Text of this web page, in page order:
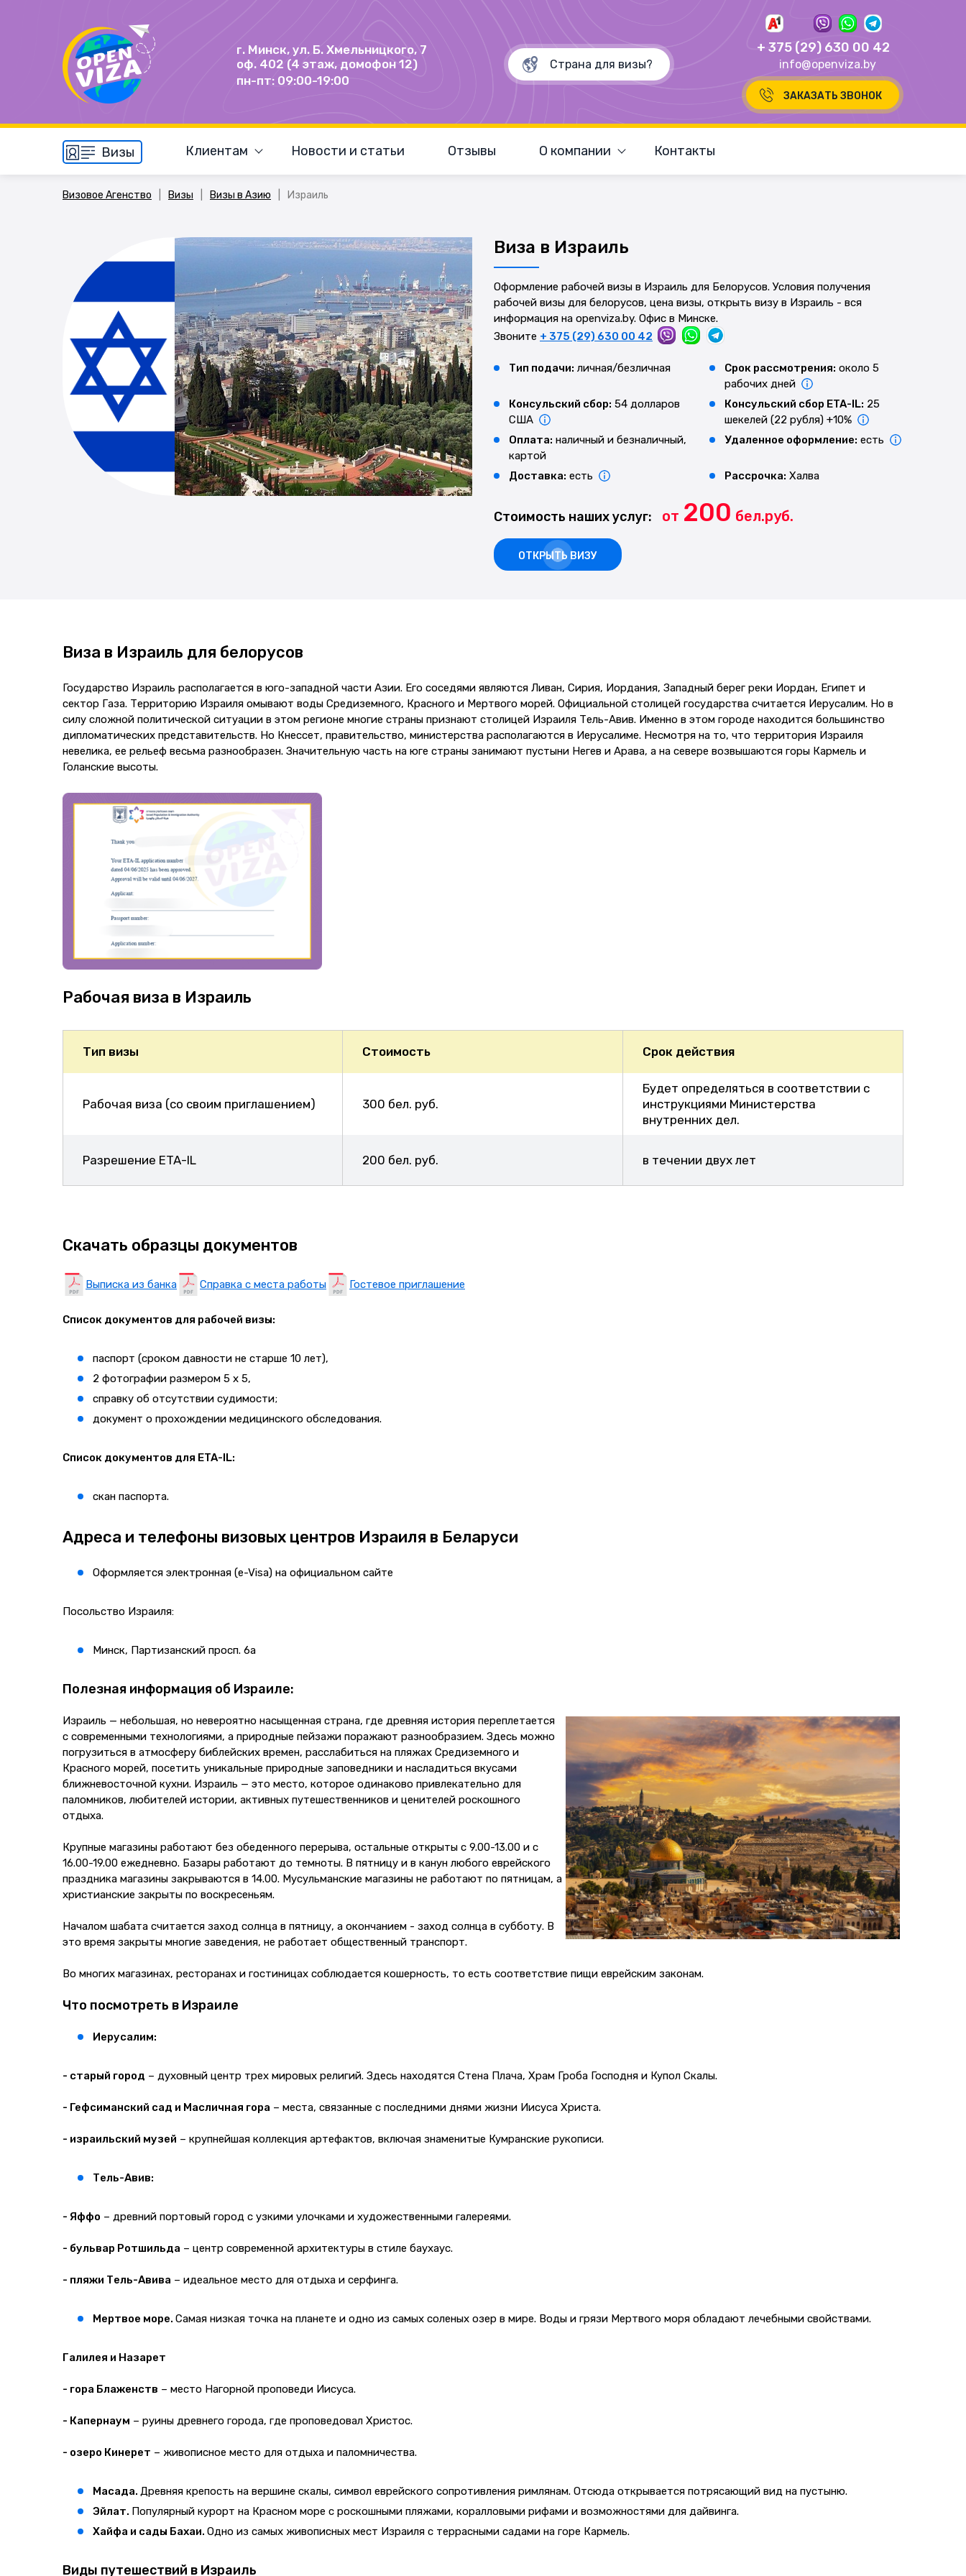
г. Минск, ул. Б. Хмельницкого, 7
оф. 402 (4 этаж, домофон 12)
пн-пт: 09:00-19:00
+ 375 (29) 630 00 42
info@openviza.by
ЗАКАЗАТЬ ЗВОНОК
Визы Клиентам Новости и статьи Отзывы О компании Контакты
Визовое Агенство Визы Визы в Азию Израиль
Виза в Израиль
Оформление рабочей визы в Израиль для Белорусов. Условия получения
рабочей визы для белорусов, цена визы, открыть визу в Израиль - вся
информация на openviza.by. Офис в Минске.
Звоните + 375 (29) 630 00 42
Тип подачи: личная/безличная Срок рассмотрения: около 5
рабочих дней
Консульский сбор: 54 долларов
США
Консульский сбор ETA-IL: 25
шекелей (22 рубля) +10%
Оплата: наличный и безналичный,
картой
Удаленное оформление: есть
Доставка: есть Рассрочка: Халва
Стоимость наших услуг: от 200 бел.руб.
ОТКРЫТЬ ВИЗУ
Виза в Израиль для белорусов
Государство Израиль располагается в юго-западной части Азии. Его соседями являются Ливан, Сирия, Иордания, Западный берег реки Иордан, Египет и
сектор Газа. Территорию Израиля омывают воды Средиземного, Красного и Мертвого морей. Официальной столицей государства считается Иерусалим. Но в
силу сложной политической ситуации в этом регионе многие страны признают столицей Израиля Тель-Авив. Именно в этом городе находится большинство
дипломатических представительств. Но Кнессет, правительство, министерства располагаются в Иерусалиме. Несмотря на то, что территория Израиля
невелика, ее рельеф весьма разнообразен. Значительную часть на юге страны занимают пустыни Негев и Арава, а на севере возвышаются горы Кармель и
Голанские высоты.
Рабочая виза в Израиль
Тип визы Стоимость Срок действия
Рабочая виза (со своим приглашением) 300 бел. руб.
Будет определяться в соответствии с
инструкциями Министерства
внутренних дел.
Разрешение ETA-IL 200 бел. руб. в течении двух лет
Скачать образцы документов
Выписка из банка Справка с места работы Гостевое приглашение
Список документов для рабочей визы:
паспорт (сроком давности не старше 10 лет),
2 фотографии размером 5 х 5,
справку об отсутствии судимости;
документ о прохождении медицинского обследования.
Список документов для ETA-IL:
скан паспорта.
Адреса и телефоны визовых центров Израиля в Беларуси
Оформляется электронная (e-Visa) на официальном сайте
Посольство Израиля:
Минск, Партизанский просп. 6а
Полезная информация об Израиле:
Израиль — небольшая, но невероятно насыщенная страна, где древняя история переплетается
с современными технологиями, а природные пейзажи поражают разнообразием. Здесь можно
погрузиться в атмосферу библейских времен, расслабиться на пляжах Средиземного и
Красного морей, посетить уникальные природные заповедники и насладиться вкусами
ближневосточной кухни. Израиль — это место, которое одинаково привлекательно для
паломников, любителей истории, активных путешественников и ценителей роскошного
отдыха.
Крупные магазины работают без обеденного перерыва, остальные открыты с 9.00-13.00 и с
16.00-19.00 ежедневно. Базары работают до темноты. В пятницу и в канун любого еврейского
праздника магазины закрываются в 14.00. Мусульманские магазины не работают по пятницам, а
христианские закрыты по воскресеньям.
Началом шабата считается заход солнца в пятницу, а окончанием - заход солнца в субботу. В
это время закрыты многие заведения, не работает общественный транспорт.
Во многих магазинах, ресторанах и гостиницах соблюдается кошерность, то есть соответствие пищи еврейским законам.
Что посмотреть в Израиле
Иерусалим:
- старый город – духовный центр трех мировых религий. Здесь находятся Стена Плача, Храм Гроба Господня и Купол Скалы.
- Гефсиманский сад и Масличная гора – места, связанные с последними днями жизни Иисуса Христа.
- израильский музей – крупнейшая коллекция артефактов, включая знаменитые Кумранские рукописи.
Тель-Авив:
- Яффо – древний портовый город с узкими улочками и художественными галереями.
- бульвар Ротшильда – центр современной архитектуры в стиле баухаус.
- пляжи Тель-Авива – идеальное место для отдыха и серфинга.
Мертвое море. Самая низкая точка на планете и одно из самых соленых озер в мире. Воды и грязи Мертвого моря обладают лечебными свойствами.
Галилея и Назарет
- гора Блаженств – место Нагорной проповеди Иисуса.
- Капернаум – руины древнего города, где проповедовал Христос.
- озеро Кинерет – живописное место для отдыха и паломничества.
Масада. Древняя крепость на вершине скалы, символ еврейского сопротивления римлянам. Отсюда открывается потрясающий вид на пустыню.
Эйлат. Популярный курорт на Красном море с роскошными пляжами, коралловыми рифами и возможностями для дайвинга.
Хайфа и сады Бахаи. Одно из самых живописных мест Израиля с террасными садами на горе Кармель.
Виды путешествий в Израиль